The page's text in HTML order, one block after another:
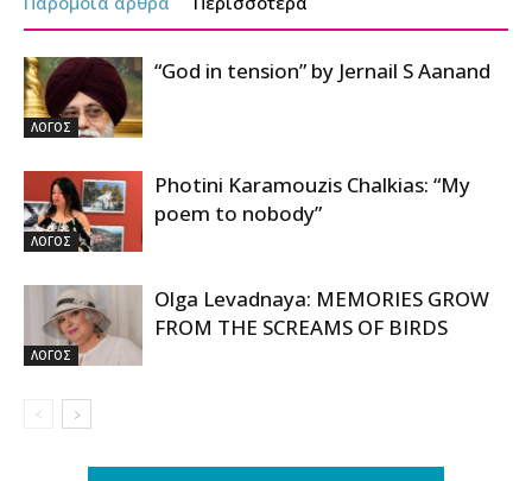
ΛΟΓΟΣ
“God in tension” by Jernail S Aanand
ΛΟΓΟΣ
Photini Karamouzis Chalkias: “My
poem to nobody”
ΛΟΓΟΣ
Olga Levadnaya: MEMORIES GROW
FROM THE SCREAMS OF BIRDS